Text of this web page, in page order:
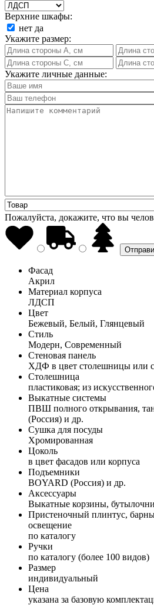
Верхние шкафы:
нет да
Укажите размер:
Укажите личные данные:
Пожалуйста, докажите, что вы
Фасад
Акрил
Материал корпуса
ЛДСП
Цвет
Бежевый, Белый, Глянцевый
Стиль
Модерн, Современный
Стеновая панель
ХДФ в цвет столешницы или
Столешница
пластиковая; из
Выкатные системы
ПВШ полного открывания,
(Россия) и др.
Сушка для посуды
Хромированная
Цоколь
в цвет фасадов или корпуса
Подъемники
BOYARD (Россия) и др.
Аксессуары
Выкатные корзины,
Пристеночный плинтус,
освещение
по каталогу
Ручки
по каталогу (более 100 видов)
Размер
индивидуальный
Цена
указана за базовую